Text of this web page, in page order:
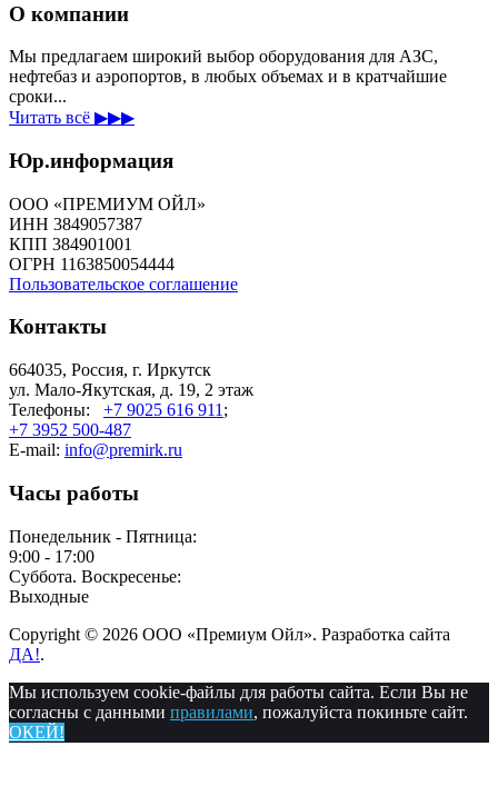
О компании
Мы предлагаем широкий выбор оборудования для АЗС,
нефтебаз и аэропортов, в любых объемах и в кратчайшие
сроки...
Читать всё ▶▶▶
Юр.информация
ООО «ПРЕМИУМ ОЙЛ»
ИНН 3849057387
КПП 384901001
ОГРН 1163850054444
Пользовательское соглашение
Контакты
664035, Россия, г. Иркутск
ул. Мало-Якутская, д. 19, 2 этаж
Телефоны: +7 9025 616 911 ;
+7 3952 500-487
E-mail: info@premirk.ru
Часы работы
Понедельник - Пятница:
9:00 - 17:00
Суббота. Воскресенье:
Выходные
Copyright © 2026 ООО «Премиум Ойл». Разработка сайта
ДА!.
Мы используем cookie-файлы для работы сайта. Если Вы не
согласны с данными правилами, пожалуйста покиньте сайт.
ОКЕЙ!